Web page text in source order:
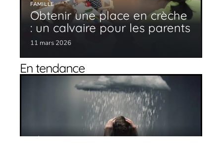
FAMILLE
Obtenir une place en crèche
: un calvaire pour les parents
11 mars 2026
En tendance
Dépression : comment l’identifier ?